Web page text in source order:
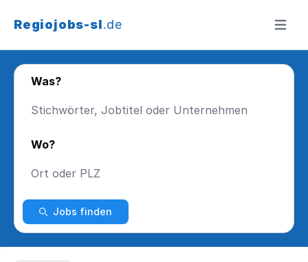
Regiojobs-sl.de Menü
Was?
Wo?
Jobs finden